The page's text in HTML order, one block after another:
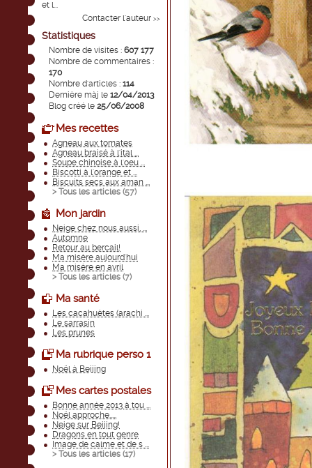
et l...
Contacter l'auteur >>
Statistiques
Nombre de visites : 607 177
Nombre de commentaires :
170
Nombre d'articles : 114
Dernière màj le 12/04/2013
Blog créé le 25/06/2008
Mes recettes
Agneau aux tomates
Agneau braisé à l'ital ...
Soupe chinoise à l'oeu ...
Biscotti à l'orange et ...
Biscuits secs aux aman ...
> Tous les articles (57)
Mon jardin
Neige chez nous aussi, ...
Automne
Retour au bercail!
Ma misère aujourd'hui
Ma misère en avril
> Tous les articles (7)
Ma santé
Les cacahuètes (arachi ...
Le sarrasin
Les prunes
Ma rubrique perso 1
Noël à Beijing
Mes cartes postales
Bonne année 2013 à tou ...
Noël approche.....
Neige sur Beijing!
Dragons en tout genre
Image de calme et de s ...
> Tous les articles (17)